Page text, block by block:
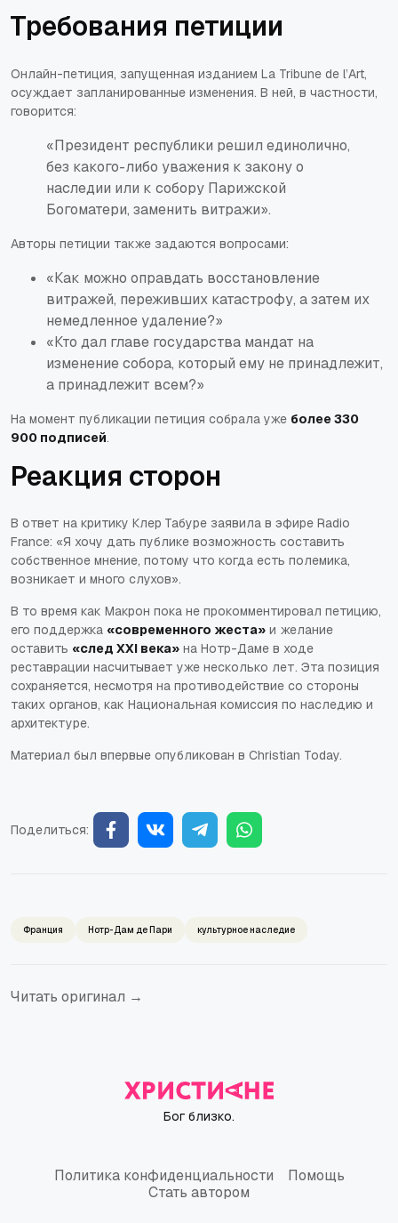
Требования петиции
Онлайн-петиция, запущенная изданием La Tribune de l’Art,
осуждает запланированные изменения. В ней, в частности,
говорится:
«Президент республики решил единолично,
без какого-либо уважения к закону о
наследии или к собору Парижской
Богоматери, заменить витражи».
Авторы петиции также задаются вопросами:
«Как можно оправдать восстановление
витражей, переживших катастрофу, а затем их
немедленное удаление?»
«Кто дал главе государства мандат на
изменение собора, который ему не принадлежит,
а принадлежит всем?»
На момент публикации петиция собрала уже более 330
900 подписей.
Реакция сторон
В ответ на критику Клер Табуре заявила в эфире Radio
France: «Я хочу дать публике возможность составить
собственное мнение, потому что когда есть полемика,
возникает и много слухов».
В то время как Макрон пока не прокомментировал петицию,
его поддержка «современного жеста» и желание
оставить «след XXI века» на Нотр-Даме в ходе
реставрации насчитывает уже несколько лет. Эта позиция
сохраняется, несмотря на противодействие со стороны
таких органов, как Национальная комиссия по наследию и
архитектуре.
Материал был впервые опубликован в Christian Today.
Поделиться:
Франция Нотр-Дам де Пари культурное наследие
Читать оригинал →
Бог близко.
Политика конфиденциальности
Политика конфиденциальности
Помощь
Стать автором